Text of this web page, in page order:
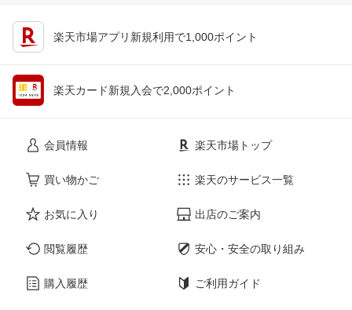
楽天市場アプリ新規利用で1,000ポイント
楽天カード新規入会で2,000ポイント
会員情報
買い物かご
お気に入り
閲覧履歴
購入履歴
楽天市場トップ
楽天のサービス一覧
出店のご案内
安心・安全の取り組み
ご利用ガイド